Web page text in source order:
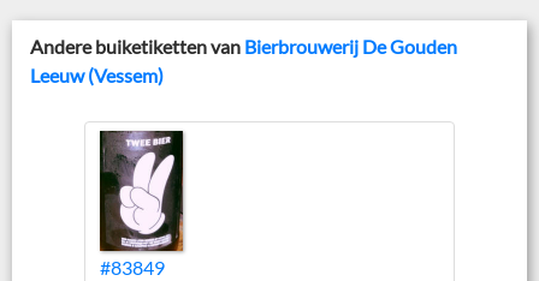
Andere buiketiketten van Bierbrouwerij De Gouden
Leeuw (Vessem)
#83849